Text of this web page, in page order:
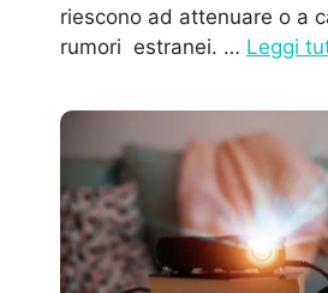
riescono ad attenuare o a
rumori estranei. … Leggi